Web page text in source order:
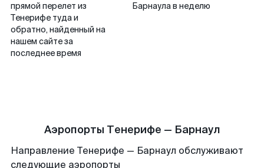
прямой перелет из
Тенерифе туда и
обратно, найденный на
нашем сайте за
последнее время
Барнаула в неделю
Аэропорты Тенерифе — Барнаул
Направление Тенерифе — Барнаул обслуживают
следующие аэропорты